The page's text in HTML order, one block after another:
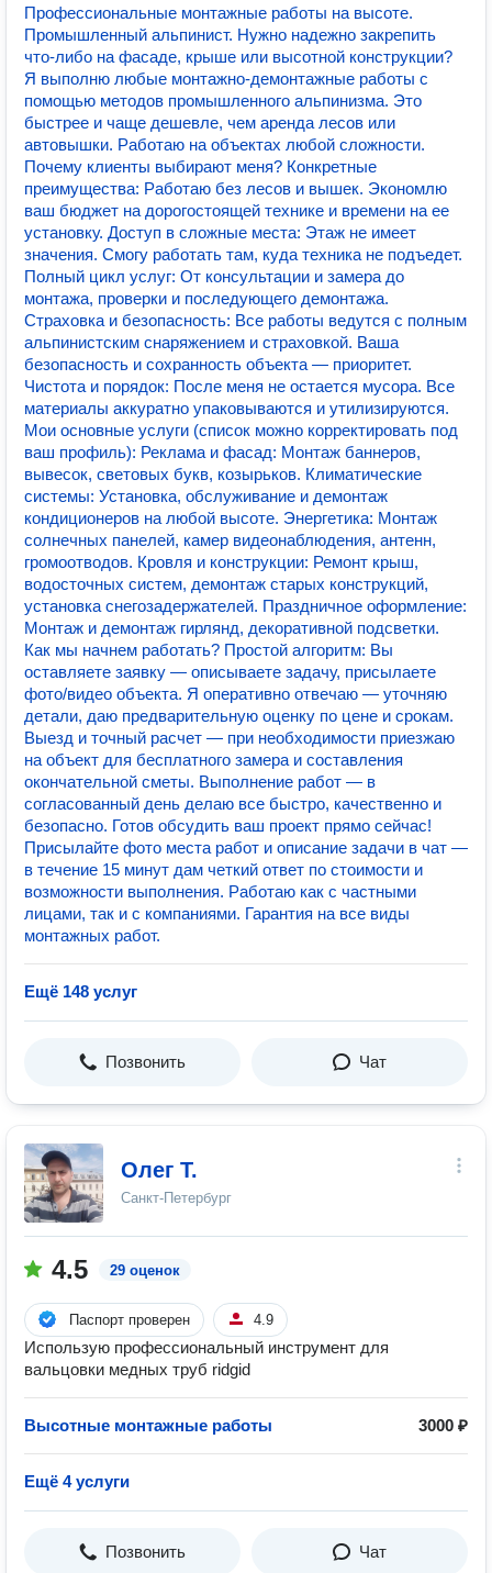
Профессиональные монтажные работы на высоте.
Промышленный альпинист. Нужно надежно закрепить
что-либо на фасаде, крыше или высотной конструкции?
Я выполню любые монтажно-демонтажные работы с
помощью методов промышленного альпинизма. Это
быстрее и чаще дешевле, чем аренда лесов или
автовышки. Работаю на объектах любой сложности.
Почему клиенты выбирают меня? Конкретные
преимущества: Работаю без лесов и вышек. Экономлю
ваш бюджет на дорогостоящей технике и времени на ее
установку. Доступ в сложные места: Этаж не имеет
значения. Смогу работать там, куда техника не подъедет.
Полный цикл услуг: От консультации и замера до
монтажа, проверки и последующего демонтажа.
Страховка и безопасность: Все работы ведутся с полным
альпинистским снаряжением и страховкой. Ваша
безопасность и сохранность объекта — приоритет.
Чистота и порядок: После меня не остается мусора. Все
материалы аккуратно упаковываются и утилизируются.
Мои основные услуги (список можно корректировать под
ваш профиль): Реклама и фасад: Монтаж баннеров,
вывесок, световых букв, козырьков. Климатические
системы: Установка, обслуживание и демонтаж
кондиционеров на любой высоте. Энергетика: Монтаж
солнечных панелей, камер видеонаблюдения, антенн,
громоотводов. Кровля и конструкции: Ремонт крыш,
водосточных систем, демонтаж старых конструкций,
установка снегозадержателей. Праздничное оформление:
Монтаж и демонтаж гирлянд, декоративной подсветки.
Как мы начнем работать? Простой алгоритм: Вы
оставляете заявку — описываете задачу, присылаете
фото/видео объекта. Я оперативно отвечаю — уточняю
детали, даю предварительную оценку по цене и срокам.
Выезд и точный расчет — при необходимости приезжаю
на объект для бесплатного замера и составления
окончательной сметы. Выполнение работ — в
согласованный день делаю все быстро, качественно и
безопасно. Готов обсудить ваш проект прямо сейчас!
Присылайте фото места работ и описание задачи в чат —
в течение 15 минут дам четкий ответ по стоимости и
возможности выполнения. Работаю как с частными
лицами, так и с компаниями. Гарантия на все виды
монтажных работ.
Ещё 148 услуг
Позвонить Чат
Олег Т.
Санкт-Петербург
4.5 29 оценок
Паспорт проверен 4.9
Использую профессиональный инструмент для
вальцовки медных труб ridgid
Высотные монтажные работы 3000 ₽
Ещё 4 услуги
Позвонить Чат